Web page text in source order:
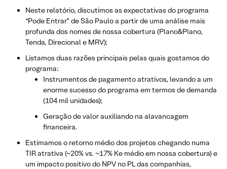
Neste relatório, discutimos as expectativas do programa
“Pode Entrar” de São Paulo a partir de uma análise mais
profunda dos nomes de nossa cobertura (Plano&Plano,
Tenda, Direcional e MRV);
Listamos duas razões principais pelas quais gostamos do
programa:
Instrumentos de pagamento atrativos, levando a um
enorme sucesso do programa em termos de demanda
(104 mil unidades);
Geração de valor auxiliando na alavancagem
financeira.
Estimamos o retorno médio dos projetos chegando numa
TIR atrativa (~20% vs. ~17% Ke médio em nossa cobertura) e
um impacto positivo do NPV no PL das companhias,